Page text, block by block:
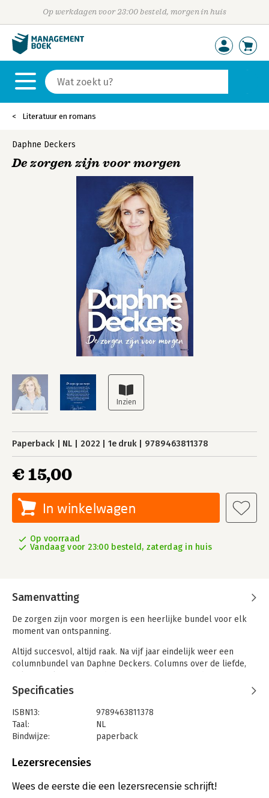
Op werkdagen voor 23:00 besteld, morgen in huis
Literatuur en romans
Daphne Deckers
De zorgen zijn voor morgen
Paperback NL 2022 1e druk 9789463811378
€ 15,00
In winkelwagen
Op voorraad
Vandaag voor 23:00 besteld, zaterdag in huis
Samenvatting
De zorgen zijn voor morgen is een heerlijke bundel voor elk
moment van ontspanning.
Altijd succesvol, altijd raak. Na vijf jaar eindelijk weer een
columnbundel van Daphne Deckers. Columns over de liefde,
waarvan je niet wist dat je ze had: waarom heeft iedereen op tv
van die witte tanden, wat is een kwarrel en moet je nu wel of
niet je vagina stomen tegen een 'ingedutte muts'? In deze
bundel, met de allerbeste columns van de afgelopen jaren,
reflecteert Daphne op het dagelijks leven. Als moeder van
de zelfspot die we van haar kennen en zonder schroom dingen
'Het thema dit keer is optimisme, daar kun je nooit genoeg van
Specificaties
ISBN13:
9789463811378
Taal:
NL
Bindwijze:
paperback
Uitgever:
Verschijningsdatum:
3-5-2022
Lezersrecensies
Wees de eerste die een lezersrecensie schrijft!